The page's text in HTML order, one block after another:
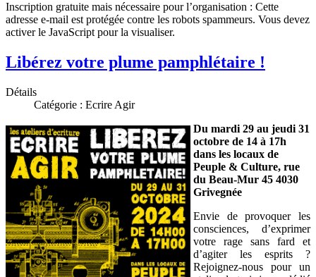
Inscription gratuite mais nécessaire pour l’organisation : Cette
adresse e-mail est protégée contre les robots spammeurs. Vous devez
activer le JavaScript pour la visualiser.
Libérez votre plume pamphlétaire !
Détails
Catégorie : Ecrire Agir
Du mardi 29 au jeudi 31
octobre de 14 à 17h
dans les locaux de
Peuple & Culture, rue
du Beau-Mur 45 4030
Grivegnée
Envie de provoquer les
consciences, d’exprimer
votre rage sans fard et
d’agiter les esprits ?
Rejoignez-nous pour un